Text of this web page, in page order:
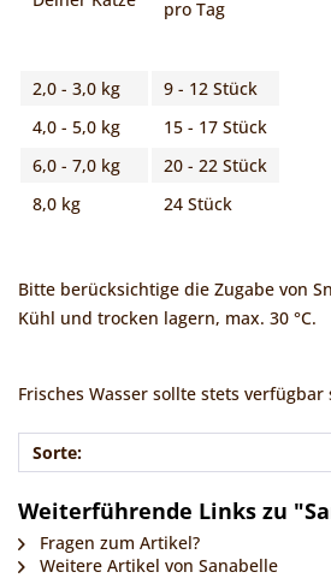
pro Tag
2,0 - 3,0 kg
9 - 12 Stück
4,0 - 5,0 kg
15 - 17 Stück
6,0 - 7,0 kg
20 - 22 Stück
8,0 kg
24 Stück
Bitte berücksichtige die Zugabe von
Kühl und trocken lagern, max. 30 °C.
Frisches Wasser sollte stets verfügbar
Sorte:
Weiterführende Links zu
Fragen zum Artikel?
Weitere Artikel von Sanabelle